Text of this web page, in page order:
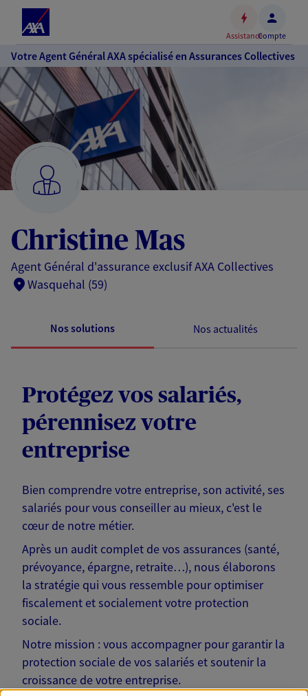
Accéder
au
contenu
principal
Accéder
au
pied
de
page
AssistanceCompte
Votre Agent Général AXA spécialisé en Assurances Collectives
Christine Mas
Agent Général d'assurance exclusif AXA Collectives
Wasquehal (59)
Nos solutions Nos actualités
Protégez vos salariés,
pérennisez votre
entreprise
Bien comprendre votre entreprise, son activité, ses
salariés pour vous conseiller au mieux, c'est le
cœur de notre métier.
Après un audit complet de vos assurances (santé,
prévoyance, épargne, retraite…), nous élaborons
la stratégie qui vous ressemble pour optimiser
fiscalement et socialement votre protection
sociale.
Notre mission : vous accompagner pour garantir la
protection sociale de vos salariés et soutenir la
croissance de votre entreprise.